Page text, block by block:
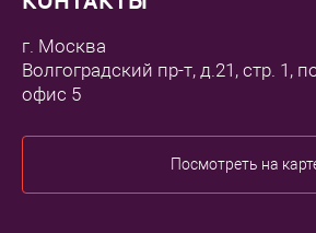
г. Москва
Волгоградский пр-т, д.21, стр. 1,
офис 5
Посмотреть на